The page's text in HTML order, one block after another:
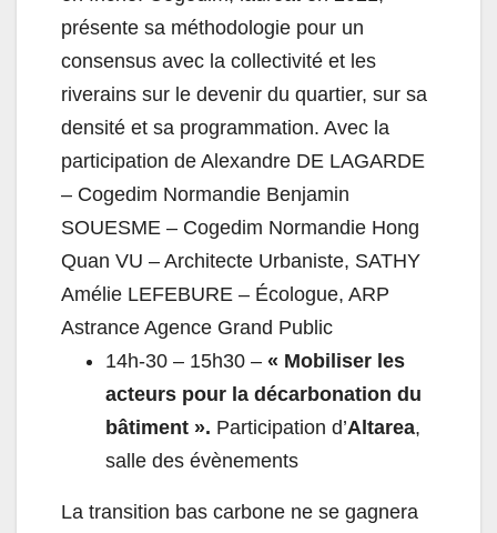
présente sa méthodologie pour un
consensus avec la collectivité et les
riverains sur le devenir du quartier, sur sa
densité et sa programmation. Avec la
participation de Alexandre DE LAGARDE
– Cogedim Normandie Benjamin
SOUESME – Cogedim Normandie Hong
Quan VU – Architecte Urbaniste, SATHY
Amélie LEFEBURE – Écologue, ARP
Astrance Agence Grand Public
14h-30 – 15h30 – « Mobiliser les
acteurs pour la décarbonation du
bâtiment ». Participation d’Altarea,
salle des évènements
La transition bas carbone ne se gagnera